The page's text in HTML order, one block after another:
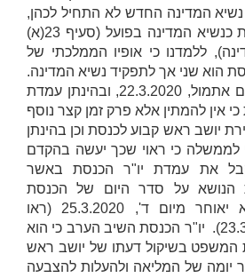
נשיא המדינה החדש לא התחיל לכהן,
יכהן יושב ראש הכנסת כנשיא המדינה בפועל (סעיף 23(א)
ללמדנו כי אופיו הממלכתי של
הוא שני אך לתפקיד נשיא המדינה.
בהמשך לדיון שהתקיים אתמול, 22.3.2020, ובהינתן עמדת
אין להמתין אלא פרק זמן קצר נוסף
יושב ראש קבוע לכנסת וכן בהינתן
לממשלה כי ראוי שכך יעשה בהקדם
את עמדת יו"ר הכנסת באשר
הנושא על סדר היום של הכנסת
בהקדם האפשרי ולא יאוחר מיום ד', 25.3.2020 (ראו
החלטתנו מיום 23.3.2020). יו"ר הכנסת השיב הערב כי הוא
המשפט בשיקול דעתו של יושב ראש
יומה של המליאה ולהעלות להצבעה